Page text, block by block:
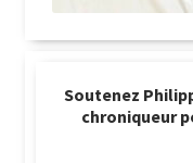
Soutenez
chroniqueur